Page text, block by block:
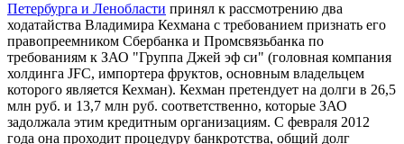
Петербурга и Ленобласти принял к рассмотрению два
ходатайства Владимира Кехмана с требованием признать его
правопреемником Сбербанка и Промсвязьбанка по
требованиям к ЗАО "Группа Джей эф си" (головная компания
холдинга JFC, импортера фруктов, основным владельцем
которого является Кехман). Кехман претендует на долги в 26,5
млн руб. и 13,7 млн руб. соответственно, которые ЗАО
задолжала этим кредитным организациям. С февраля 2012
года она проходит процедуру банкротства, общий долг